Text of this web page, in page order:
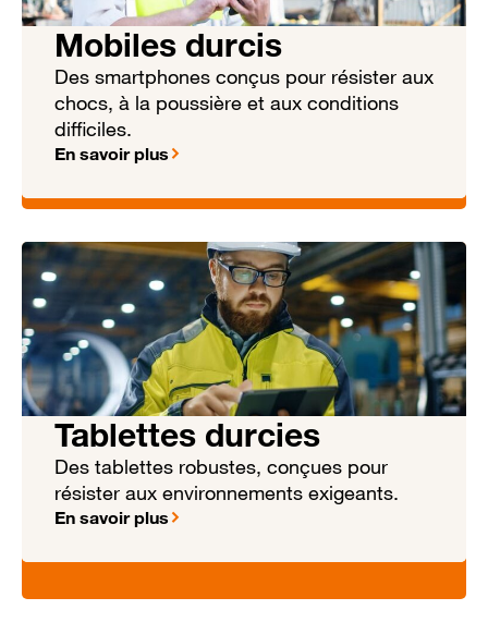
Mobiles durcis
Des smartphones conçus pour résister aux
chocs, à la poussière et aux conditions
difficiles.
En savoir plus
Tablettes durcies
Des tablettes robustes, conçues pour
résister aux environnements exigeants.
En savoir plus